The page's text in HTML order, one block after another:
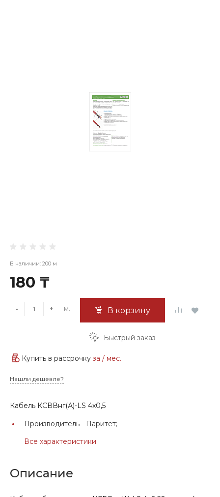
В наличии: 200 м
180 ₸
- + м. В корзину
Быстрый заказ
Купить в рассрочку за / мес.
Нашли дешевле?
Кабель КСВВнг(А)-LS 4х0,5
Производитель - Паритет;
Все характеристики
Описание